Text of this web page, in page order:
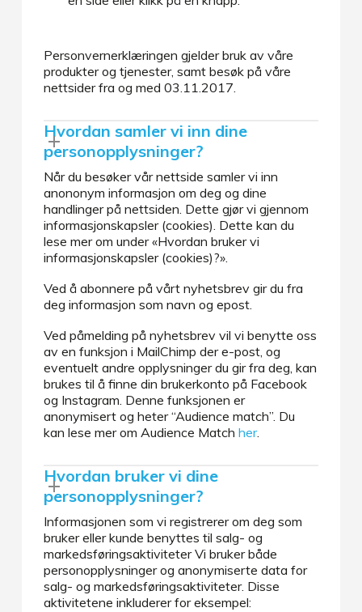
Personvernerklæringen gjelder bruk av våre
produkter og tjenester, samt besøk på våre
nettsider fra og med 03.11.2017.
Hvordan samler vi inn dine
personopplysninger?
Når du besøker vår nettside samler vi inn
anononym informasjon om deg og dine
handlinger på nettsiden. Dette gjør vi gjennom
informasjonskapsler (cookies). Dette kan du
lese mer om under «Hvordan bruker vi
informasjonskapsler (cookies)?».
Ved å abonnere på vårt nyhetsbrev gir du fra
deg informasjon som navn og epost.
Ved påmelding på nyhetsbrev vil vi benytte oss
av en funksjon i MailChimp der e-post, og
eventuelt andre opplysninger du gir fra deg, kan
brukes til å finne din brukerkonto på Facebook
og Instagram. Denne funksjonen er
anonymisert og heter “Audience match”. Du
kan lese mer om Audience Match her.
Hvordan bruker vi dine
personopplysninger?
Informasjonen som vi registrerer om deg som
bruker eller kunde benyttes til salg- og
markedsføringsaktiviteter Vi bruker både
personopplysninger og anonymiserte data for
salg- og markedsføringsaktiviteter. Disse
aktivitetene inkluderer for eksempel: